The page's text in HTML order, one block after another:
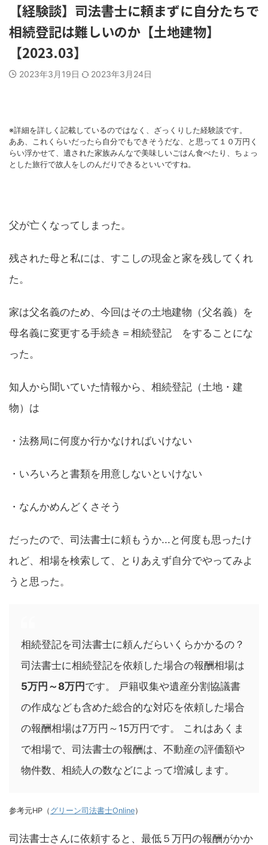
【経験談】司法書士に頼まずに自分たちで
相続登記は難しいのか【土地建物】
【2023.03】
2023年3月19日 2023年3月24日
※詳細を詳しく記載しているのではなく、ざっくりした経験談です。
ああ、これくらいだったら自分でもできそうだな、と思って１０万円く
らい浮かせて、遺された家族みんなで美味しいごはん食べたり、ちょっ
とした旅行で故人をしのんだりできるといいですね。
父が亡くなってしまった。
残された母と私には、すこしの現金と家を残してくれ
た。
家は父名義のため、今回はその土地建物（父名義）を
母名義に変更する手続き＝相続登記 をすることにな
った。
知人から聞いていた情報から、相続登記（土地・建
物）は
・法務局に何度か行かなければいけない
・いろいろと書類を用意しないといけない
・なんかめんどくさそう
だったので、司法書士に頼もうか...と何度も思ったけ
れど、相場を検索して、とりあえず自分でやってみよ
うと思った。
相続登記を司法書士に頼んだらいくらかかるの？
司法書士に相続登記を依頼した場合の報酬相場は
5万円～8万円 です。 戸籍収集や遺産分割協議書
の作成なども含めた総合的な対応を依頼した場合
の報酬相場は7万円～15万円です。 これはあくま
で相場で、司法書士の報酬は、不動産の評価額や
物件数、相続人の数などによって増減します。
参考元HP（ グリーン司法書士Online）
司法書士さんに依頼すると、最低５万円の報酬がかか